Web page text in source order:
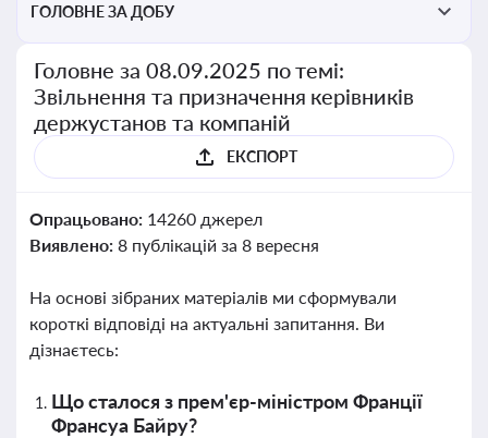
ГОЛОВНЕ ЗА ДОБУ
Головне за 08.09.2025 по темі:
Звільнення та призначення керівників
держустанов та компаній
ЕКСПОРТ
Опрацьовано: 14260 джерел
Виявлено: 8 публікацій за 8 вересня
На основі зібраних матеріалів ми сформували
короткі відповіді на актуальні запитання. Ви
дізнаєтесь:
Що сталося з прем'єр-міністром Франції
Франсуа Байру?